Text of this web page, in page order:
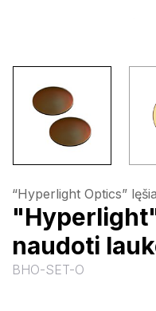
“Hyperlight Optics”
naudoti
BHO-SET-O